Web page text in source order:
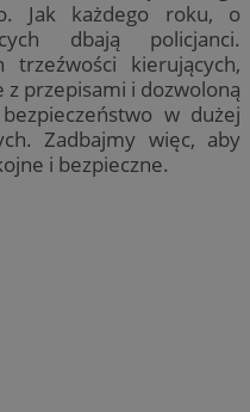
Jak każdego roku, o
dbają policjanci.
trzeźwości kierujących,
z przepisami i dozwoloną
w dużej
Zadbajmy więc, aby
i bezpieczne.